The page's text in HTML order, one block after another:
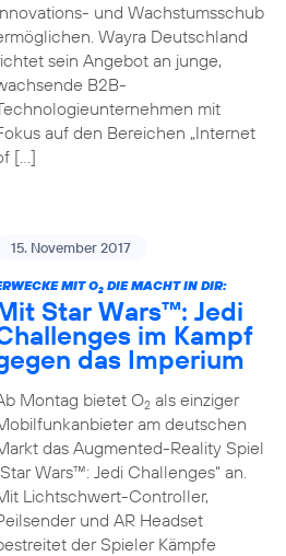
und Wachstumsschub
Wayra Deutschland
sein Angebot an junge,
B2B-
mit
auf den Bereichen „Internet
[…]
15. November 2017
MIT O2DIE MACHT IN DIR:
Star Wars™: Jedi
im Kampf
das Imperium
Montag bietet O2als einziger
am deutschen
das Augmented-Reality Spiel
Wars™: Jedi Challenges“ an.
Lichtschwert-Controller,
und AR Headset
der Spieler Kämpfe